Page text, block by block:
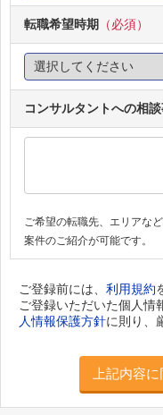
転職希望時期 （必須）
コンサルタントへの相
ご希望の転職先、エリアな
案件のご紹介が可能です。
ご登録前には、 利用規約
ご登録いただいた個人情
人情報保護方針に則り、
上記内容